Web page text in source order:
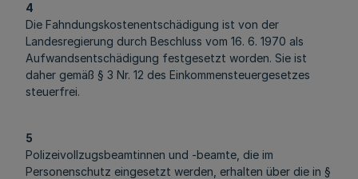
4
Die Fahndungskostenentschädigung ist von der
Landesregierung durch Beschluss vom 16. 6. 1970 als
Aufwandsentschädigung festgesetzt worden. Sie ist
daher gemäß § 3 Nr. 12 des Einkommensteuergesetzes
steuerfrei.
5
Polizeivollzugsbeamtinnen und -beamte, die im
Personenschutz eingesetzt werden, erhalten über die in §